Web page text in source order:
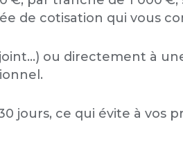
de cotisation qui vous
ou directement à
ce qui évite à vos